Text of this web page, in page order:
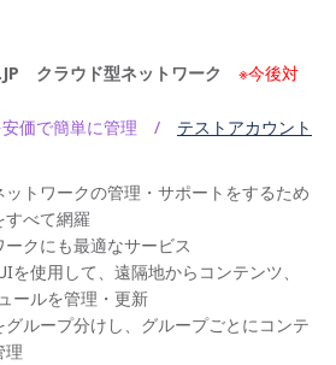
クラウド型ネットワーク ※今後対
安価で簡単に管理 / テストアカウント
ットワークの管理・サポートをするため
すべて網羅
ークにも最適なサービス
使用して、遠隔地からコンテンツ、
ールを管理・更新
グループ分けし、グループごとにコンテ
理